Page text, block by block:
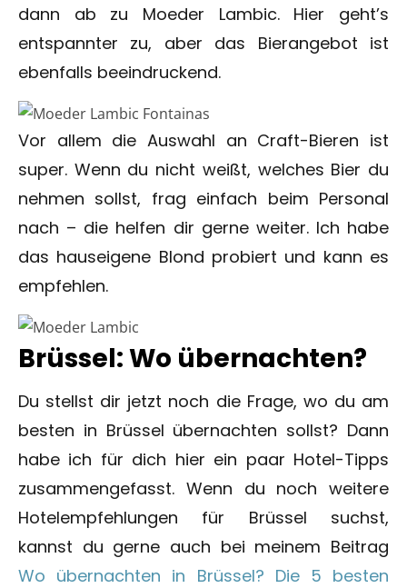
dann ab zu Moeder Lambic. Hier geht’s
entspannter zu, aber das Bierangebot ist
ebenfalls beeindruckend.
Vor allem die Auswahl an Craft-Bieren ist
super. Wenn du nicht weißt, welches Bier du
nehmen sollst, frag einfach beim Personal
nach – die helfen dir gerne weiter. Ich habe
das hauseigene Blond probiert und kann es
empfehlen.
Brüssel: Wo übernachten?
Du stellst dir jetzt noch die Frage, wo du am
besten in Brüssel übernachten sollst? Dann
habe ich für dich hier ein paar Hotel-Tipps
zusammengefasst. Wenn du noch weitere
Hotelempfehlungen für Brüssel suchst,
kannst du gerne auch bei meinem Beitrag
Wo übernachten in Brüssel? Die 5 besten